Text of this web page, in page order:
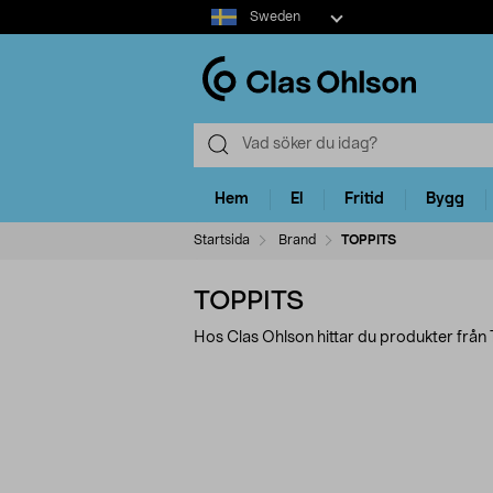
Select
market
Sweden
Hem El Fritid Bygg
Startsida Brand TOPPITS
TOPPITS
Hos Clas Ohlson hittar du produkter från